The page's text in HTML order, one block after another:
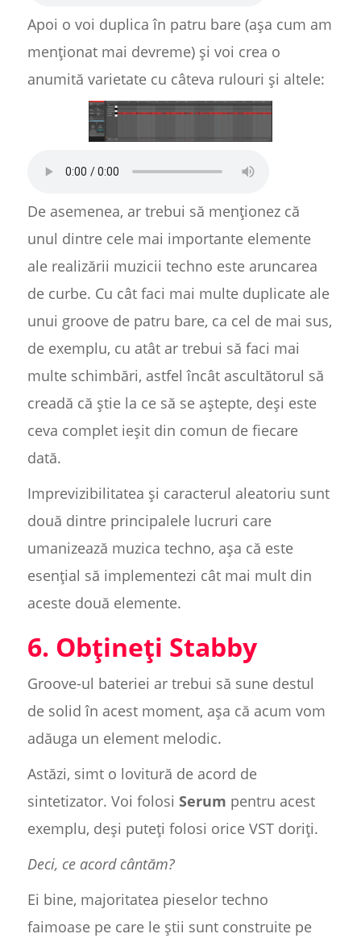
Apoi o voi duplica în patru bare (așa cum am
menționat mai devreme) și voi crea o
anumită varietate cu câteva rulouri și altele:
De asemenea, ar trebui să menționez că
unul dintre cele mai importante elemente
ale realizării muzicii techno este aruncarea
de curbe. Cu cât faci mai multe duplicate ale
unui groove de patru bare, ca cel de mai sus,
de exemplu, cu atât ar trebui să faci mai
multe schimbări, astfel încât ascultătorul să
creadă că știe la ce să se aștepte, deși este
ceva complet ieșit din comun de fiecare
dată.
Imprevizibilitatea și caracterul aleatoriu sunt
două dintre principalele lucruri care
umanizează muzica techno, așa că este
esențial să implementezi cât mai mult din
aceste două elemente.
6. Obțineți Stabby
Groove-ul bateriei ar trebui să sune destul
de solid în acest moment, așa că acum vom
adăuga un element melodic.
Astăzi, simt o lovitură de acord de
sintetizator. Voi folosi Serum pentru acest
exemplu, deși puteți folosi orice VST doriți.
Deci, ce acord cântăm?
Ei bine, majoritatea pieselor techno
faimoase pe care le știi sunt construite pe